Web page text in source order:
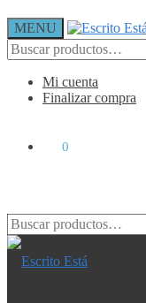
MENU
Search
for:
Mi cuenta
Finalizar compra
0
Search
for: